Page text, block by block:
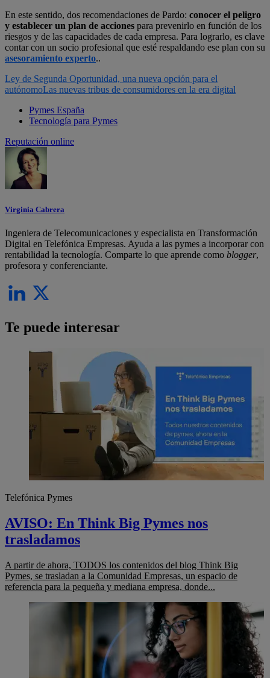
En este sentido, dos recomendaciones de Pardo: conocer el peligro
y establecer un plan de acciones para prevenirlo en función de los
riesgos y de las capacidades de cada empresa. Para lograrlo, es clave
contar con un socio profesional que esté respaldando ese plan con su
asesoramiento experto..
Ley de Segunda Oportunidad, una nueva opción para el
autónomoLas nuevas tribus de consumidores en la era digital
Pymes España
Tecnología para Pymes
Reputación online
Virginia Cabrera
Ingeniera de Telecomunicaciones y especialista en Transformación
Digital en Telefónica Empresas. Ayuda a las pymes a incorporar con
rentabilidad la tecnología. Comparte lo que aprende como blogger,
profesora y conferenciante.
Te puede interesar
Telefónica Pymes
AVISO: En Think Big Pymes nos
trasladamos
A partir de ahora, TODOS los contenidos del blog Think Big
Pymes, se trasladan a la Comunidad Empresas, un espacio de
referencia para la pequeña y mediana empresa, donde...